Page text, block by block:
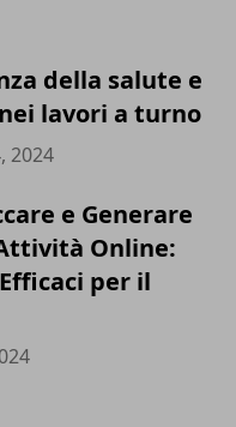
della salute e
lavori a turno
2024
e Generare
Online:
per il